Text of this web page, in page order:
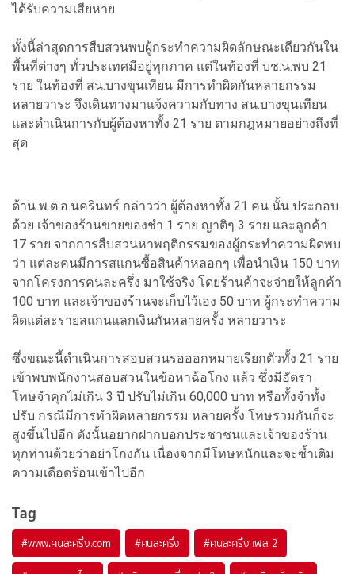
ได้รับความเสียหาย
ทั้งนี้ล่าสุดการสืบสวนพบผู้กระทำความผิดลักษณะเดียวกันใน
พื้นที่ต่างๆ ทั่วประเทศมีอยู่ทุกภาค แต่ในท้องที่ บช.น.พบ 21
ราย ในท้องที่ สน.บางขุนเทียน มีการทำผิดกันหลายกรรม
หลายวาระ จึงเดินทางมาแจ้งความกับทาง สน.บางขุนเทียน
และดำเนินการกับผู้ต้องหาทั้ง 21 ราย ตามกฎหมายอย่างถึงที่
สุด
ด้าน พ.ต.อ.นครินทร์ กล่าวว่า ผู้ต้องหาทั้ง 21 คน นั้น ประกอบ
ด้วย เจ้าของร้านขายของชำ 1 ราย ญาติๆ 3 ราย และลูกค้า
17 ราย จากการสืบสวนหาพฤติกรรมของผู้กระทำความผิดพบ
ว่า แต่ละคนมีการสแกนซื้อสินค้าหลอกๆ เพื่อนำเงิน 150 บาท
จากโครงการคนละครึ่ง มาใช้จริง โดยร้านค้าจะจ่ายให้ลูกค้า
100 บาท และเจ้าของร้านจะเก็บไว้เอง 50 บาท ผู้กระทำความ
ผิดแต่ละรายสแกนแลกเงินกันหลายครั้ง หลายวาระ
ซึ่งขณะนี้ดำเนินการสอบสวนรอออกหมายเรียกตัวทั้ง 21 ราย
เข้าพบพนักงานสอบสวนในข้อหาฉ้อโกง แล้ว ซึ่งมีอัตรา
โทษจำคุกไม่เกิน 3 ปี ปรับไม่เกิน 60,000 บาท หรือทั้งจำทั้ง
ปรับ กรณีมีการทำผิดหลายกรรม หลายครั้ง โทษรวมกันก็จะ
สูงขึ้นไปอีก ดังนั้นอยากฝากบอกประชาชนและเจ้าของร้าน
ทุกท่านด้วยว่าอย่าโกงกัน เนื่องจากมีโทษหนักและจะซ้ำเติม
ความเดือดร้อนเข้าไปอีก
Tag
#www.คนละครึ่ง.com #คนละครึ่ง #คนละครึ่ง เฟส 2